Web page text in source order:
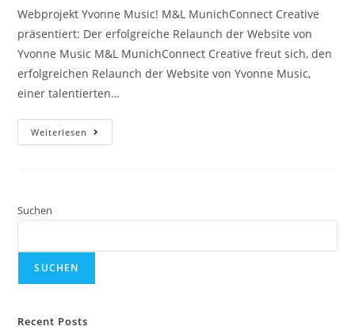
Webprojekt Yvonne Music! M&L MunichConnect Creative
präsentiert: Der erfolgreiche Relaunch der Website von
Yvonne Music M&L MunichConnect Creative freut sich, den
erfolgreichen Relaunch der Website von Yvonne Music,
einer talentierten…
Weiterlesen
Suchen
SUCHEN
Recent Posts